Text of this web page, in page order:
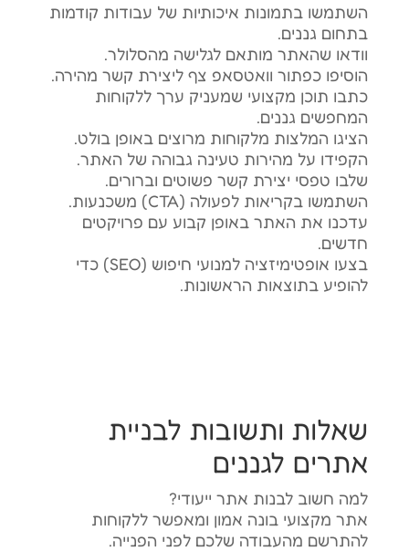
השתמשו בתמונות איכותיות של עבודות קודמות
בתחום גננים.
וודאו שהאתר מותאם לגלישה מהסלולר.
הוסיפו כפתור וואטסאפ צף ליצירת קשר מהירה.
כתבו תוכן מקצועי שמעניק ערך ללקוחות
המחפשים גננים.
הציגו המלצות מלקוחות מרוצים באופן בולט.
הקפידו על מהירות טעינה גבוהה של האתר.
שלבו טפסי יצירת קשר פשוטים וברורים.
השתמשו בקריאות לפעולה (CTA) משכנעות.
עדכנו את האתר באופן קבוע עם פרויקטים
חדשים.
בצעו אופטימיזציה למנועי חיפוש (SEO) כדי
להופיע בתוצאות הראשונות.
שאלות ותשובות לבניית
אתרים לגננים
למה חשוב לבנות אתר ייעודי?
אתר מקצועי בונה אמון ומאפשר ללקוחות
להתרשם מהעבודה שלכם לפני הפנייה.